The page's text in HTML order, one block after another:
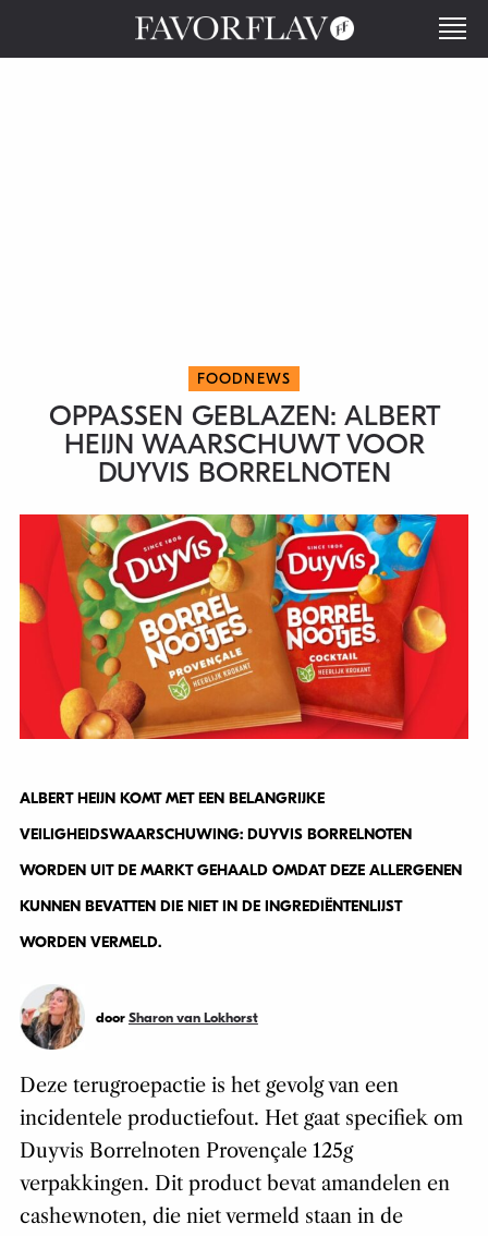
FOODNEWS
OPPASSEN GEBLAZEN: ALBERT
HEIJN WAARSCHUWT VOOR
DUYVIS BORRELNOTEN
ALBERT HEIJN KOMT MET EEN BELANGRIJKE
VEILIGHEIDSWAARSCHUWING: DUYVIS BORRELNOTEN
WORDEN UIT DE MARKT GEHAALD OMDAT DEZE ALLERGENEN
KUNNEN BEVATTEN DIE NIET IN DE INGREDIËNTENLIJST
WORDEN VERMELD.
door Sharon van Lokhorst
Deze terugroepactie is het gevolg van een
incidentele productiefout. Het gaat specifiek om
Duyvis Borrelnoten Provençale 125g
verpakkingen. Dit product bevat amandelen en
cashewnoten, die niet vermeld staan in de